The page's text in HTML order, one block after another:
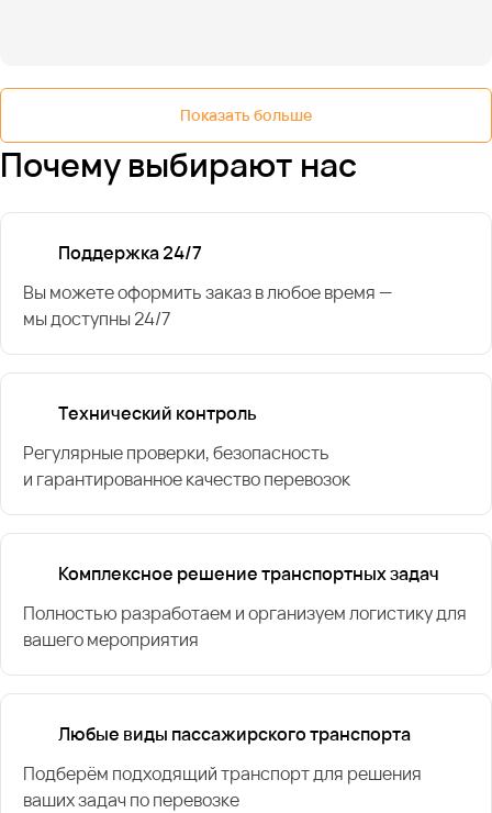
Показать больше
Почему выбирают нас
Поддержка 24/7
Вы можете оформить заказ в любое время —
мы доступны 24/7
Технический контроль
Регулярные проверки, безопасность
и гарантированное качество перевозок
Комплексное решение транспортных задач
Полностью разработаем и организуем логистику для
вашего мероприятия
Любые виды пассажирского транспорта
Подберём подходящий транспорт для решения
ваших задач по перевозке